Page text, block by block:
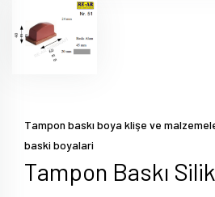
Tampon baskı boya klişe ve
baski boyalari
Tampon Baskı